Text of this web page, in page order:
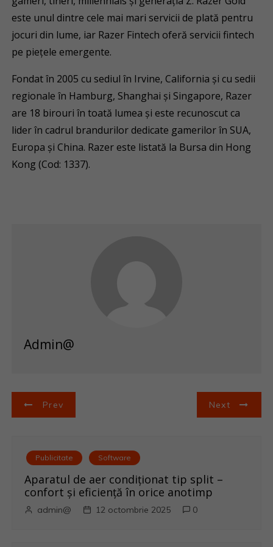
este unul dintre cele mai mari servicii de plată pentru
jocuri din lume, iar Razer Fintech oferă servicii fintech
pe piețele emergente.
Fondat în 2005 cu sediul în Irvine, California și cu sedii
regionale în Hamburg, Shanghai și Singapore, Razer
are 18 birouri în toată lumea și este recunoscut ca
lider în cadrul brandurilor dedicate gamerilor în SUA,
Europa și China. Razer este listată la Bursa din Hong
Kong (Cod: 1337).
Admin@
N
Prev Next
Publicitate Software
Aparatul de aer condiționat tip split –
confort și eficiență în orice anotimp
admin@ 12 octombrie 2025 0